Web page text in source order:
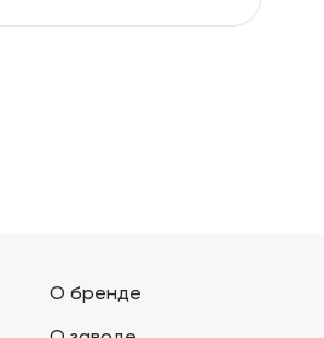
О бренде